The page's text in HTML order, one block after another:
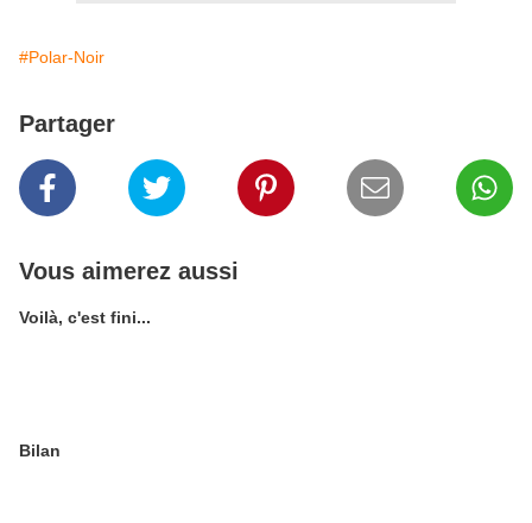
#Polar-Noir
Partager
Vous aimerez aussi
Voilà, c'est fini...
Bilan